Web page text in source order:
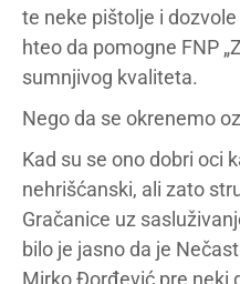
te neke pištolje i
hteo da pomogne FNP
sumnjivog kvaliteta.
Nego da se okrenemo
Kad su se ono dobri oci
nehrišćanski, ali zato
Gračanice uz
bilo je jasno da je
Mirko Đorđević pre neki